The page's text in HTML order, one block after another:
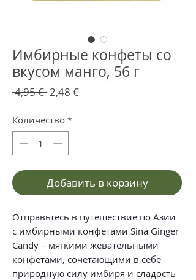
Имбирные конфеты со
вкусом манго, 56 г
4,95 € Обычная
2,48 €Спеццена
Количество *
Добавить в корзину
Отправьтесь в путешествие по Азии
с имбирными конфетами Sina Ginger
Candy – мягкими жевательными
конфетами, сочетающими в себе
природную силу имбиря и сладость